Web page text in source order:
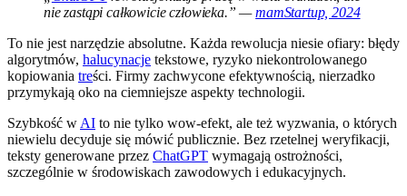
nie zastąpi całkowicie człowieka.” —mamStartup, 2024
To nie jest narzędzie absolutne. Każda rewolucja niesie ofiary: błędy
algorytmów, halucynacje tekstowe, ryzyko niekontrolowanego
kopiowania treści. Firmy zachwycone efektywnością, nierzadko
przymykają oko na ciemniejsze aspekty technologii.
Szybkość w AI to nie tylko wow-efekt, ale też wyzwania, o których
niewielu decyduje się mówić publicznie. Bez rzetelnej weryfikacji,
teksty generowane przez ChatGPT wymagają ostrożności,
szczególnie w środowiskach zawodowych i edukacyjnych.